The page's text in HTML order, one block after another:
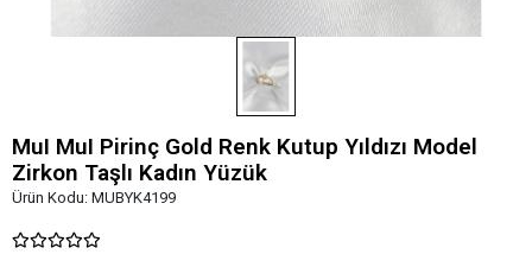
MuI MuI Pirinç Gold Renk Kutup Yıldızı Model
Zirkon Taşlı Kadın Yüzük
Ürün Kodu: MUBYK4199